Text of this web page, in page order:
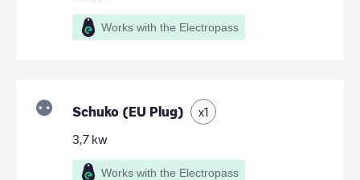
Works with the Electropass
Schuko (EU Plug) x1
3,7 kw
Works with the Electropass